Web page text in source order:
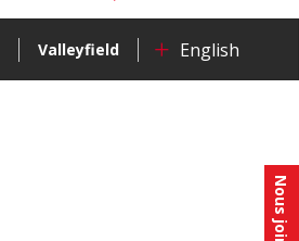
Valleyfield + English